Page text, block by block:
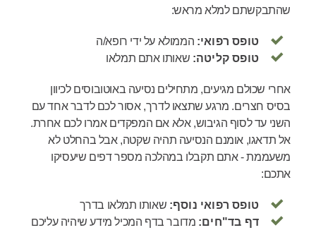
שהתבקשתם למלא מראש:
טופס רפואי: הממולא על ידי רופא/ה
טופס קליטה: שאותו אתם תמלאו
אחרי שכולם מגיעים, מתחילים נסיעה באוטובוסים לכיוון
בסיס חצרים. מרגע שתצאו לדרך, אסור לכם לדבר אחד עם
השני עד לסוף הגיבוש, אלא אם המפקדים אמרו לכם אחרת.
אל תדאגו, אומנם הנסיעה תהיה שקטה, אבל בהחלט לא
משעממת - אתם תקבלו במהלכה מספר דפים שיעסיקו
אתכם:
טופס רפואי נוסף: שאותו תמלאו בדרך
דף בד"חים: מדובר בדף המכיל מידע שיהיה עליכם